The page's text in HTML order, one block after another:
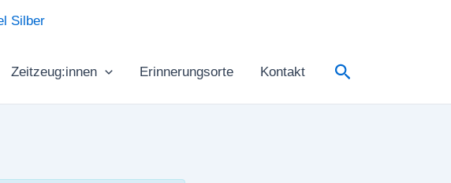
Zeitzeug:innen Erinnerungsorte Kontakt Suchen